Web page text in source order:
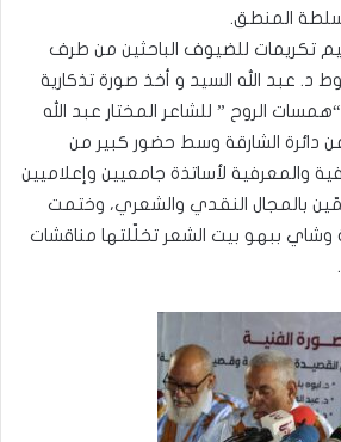
المنطق.
تكريمات للضيوف الباحثين من طرف
د. عبد الله السيد و أخذ صورة تذكارية
الروح ” للشاعر المختار عبد الله
هذا العام 2024 عن دائرة الشارقة وسط حضور كبير من
والمعرفية لأساتذة جامعيين وإعلاميين
بالمجال النقدي والشعري، وختمت
وشاي ببهو بيت الشعر تخلّلتها مناقشات